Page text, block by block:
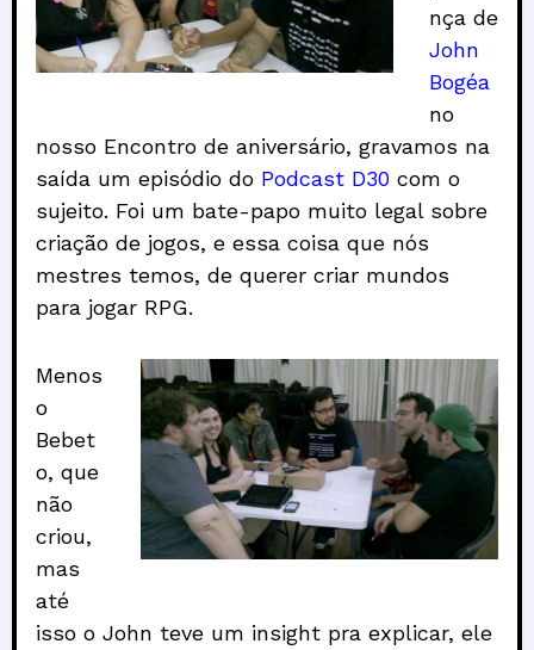
nça de
John
Bogéa
no
nosso Encontro de aniversário, gravamos na
saída um episódio do Podcast D30 com o
sujeito. Foi um bate-papo muito legal sobre
criação de jogos, e essa coisa que nós
mestres temos, de querer criar mundos
para jogar RPG.
Menos
o
Bebet
o, que
não
criou,
mas
até
isso o John teve um insight pra explicar, ele